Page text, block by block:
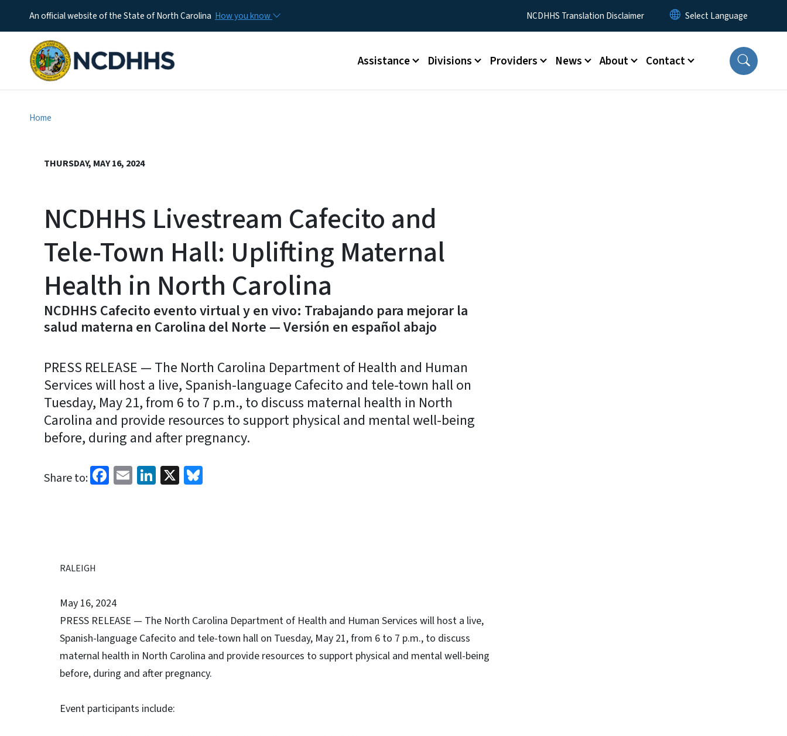
An official website of the State of North Carolina How you know Utility MenuNCDHHS Translation Disclaimer
Main menu
Assistance Divisions Providers News About Contact
Home
THURSDAY, MAY 16, 2024
NCDHHS Livestream Cafecito and
Tele-Town Hall: Uplifting Maternal
Health in North Carolina
NCDHHS Cafecito evento virtual y en vivo: Trabajando para mejorar la
salud materna en Carolina del Norte — Versión en español abajo
PRESS RELEASE — The North Carolina Department of Health and Human
Services will host a live, Spanish-language Cafecito and tele-town hall on
Tuesday, May 21, from 6 to 7 p.m., to discuss maternal health in North
Carolina and provide resources to support physical and mental well-being
before, during and after pregnancy.
Share to: Facebook
EmailLinkedIn
X
RALEIGH
May 16, 2024
PRESS RELEASE — The North Carolina Department of Health and Human Services will host a live,
Spanish-language Cafecito and tele-town hall on Tuesday, May 21, from 6 to 7 p.m., to discuss
maternal health in North Carolina and provide resources to support physical and mental well-being
before, during and after pregnancy.
Event participants include: